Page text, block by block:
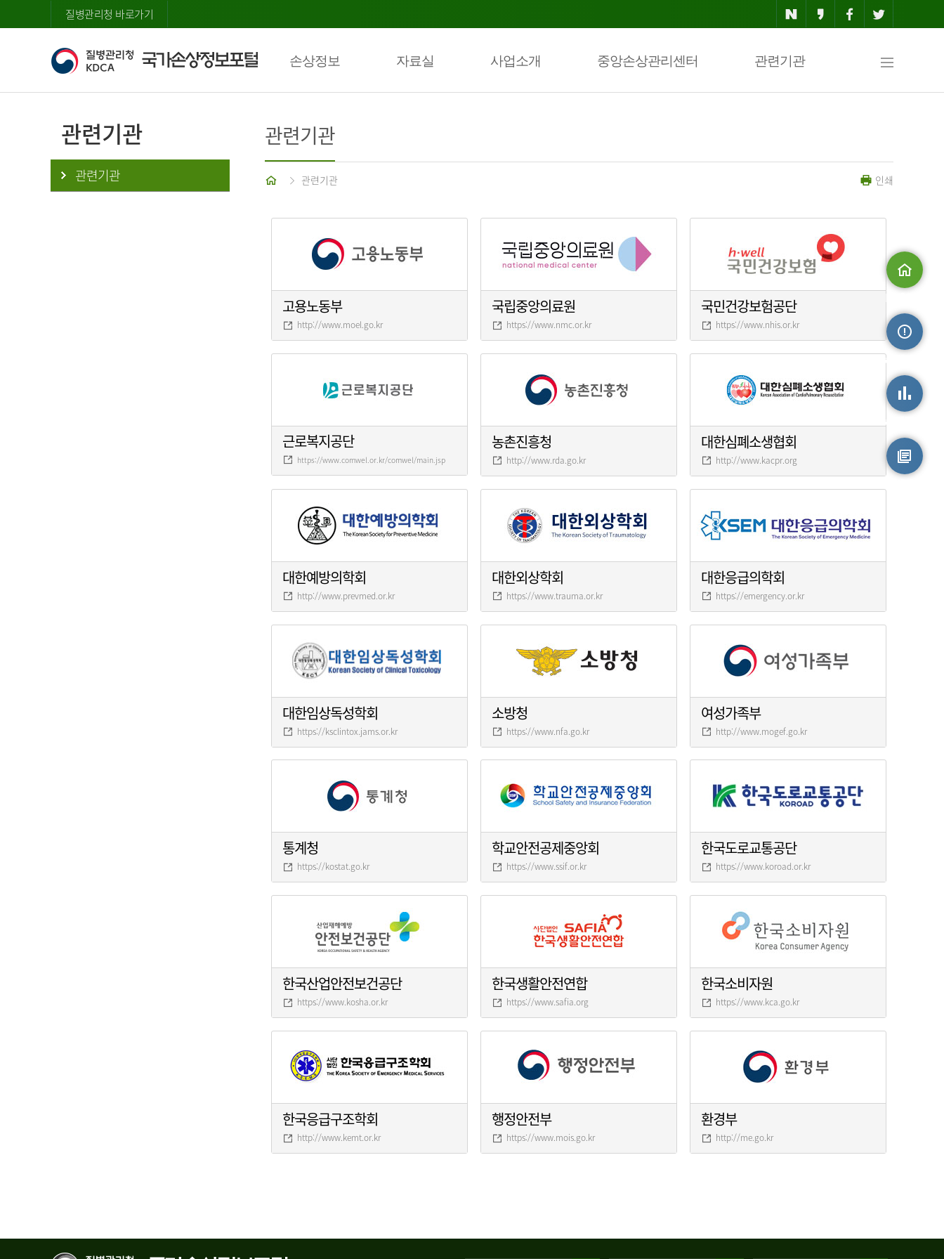
질병관리청 바로가기
손상정보 자료실 사업소개 중앙손상관리센터 관련기관
맵
관련기관
관련기관
관련기관
홈 관련기관 인쇄
고용노동부
http://www.moel.go.kr
국립중앙의료원
https://www.nmc.or.kr
국민건강보험공단
https://www.nhis.or.kr
근로복지공단
https://www.comwel.or.kr/comwel/main.jsp
농촌진흥청
http://www.rda.go.kr
대한심폐소생협회
http://www.kacpr.org
대한예방의학회
http://www.prevmed.or.kr
대한외상학회
https://www.trauma.or.kr
대한응급의학회
https://emergency.or.kr
대한임상독성학회
https://ksclintox.jams.or.kr
소방청
https://www.nfa.go.kr
여성가족부
http://www.mogef.go.kr
통계청
https://kostat.go.kr
학교안전공제중앙회
https://www.ssif.or.kr
한국도로교통공단
https://www.koroad.or.kr
한국산업안전보건공단
https://www.kosha.or.kr
한국생활안전연합
https://www.safia.org
한국소비자원
https://www.kca.go.kr
한국응급구조학회
http://www.kemt.or.kr
행정안전부
https://www.mois.go.kr
환경부
http://me.go.kr